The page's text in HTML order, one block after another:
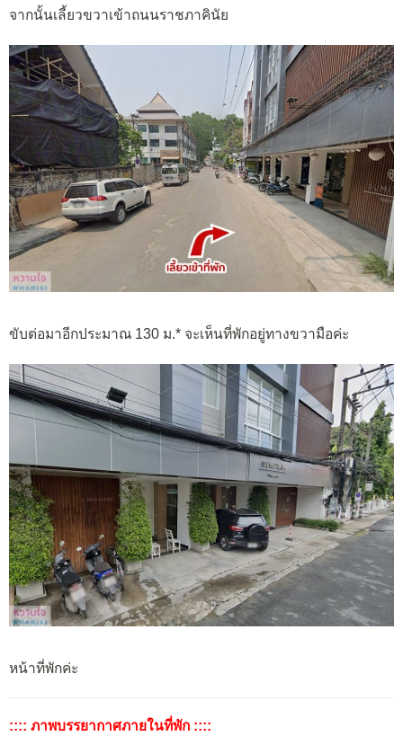
จากนั้นเลี้ยวขวาเข้าถนนราชภาคินัย
ขับต่อมาอีกประมาณ 130 ม.* จะเห็นที่พักอยู่ทางขวามือค่ะ
หน้าที่พักค่ะ
:::: ภาพบรรยากาศภายในที่พัก ::::